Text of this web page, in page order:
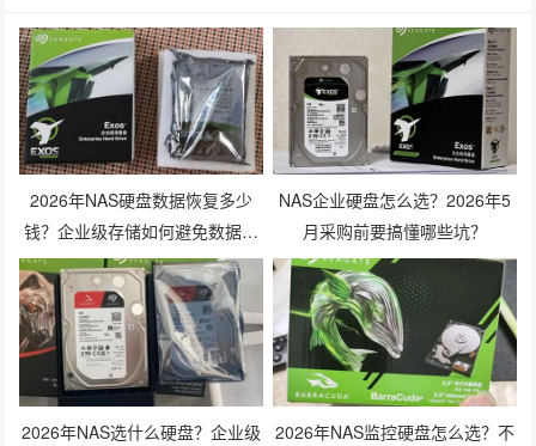
2026年NAS硬盘数据恢复多少
钱？企业级存储如何避免数据丢
失风险？
NAS企业硬盘怎么选？2026年5
月采购前要搞懂哪些坑？
2026年NAS选什么硬盘？企业级
2026年NAS监控硬盘怎么选？不